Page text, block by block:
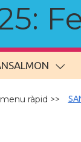
menu ràpid >>